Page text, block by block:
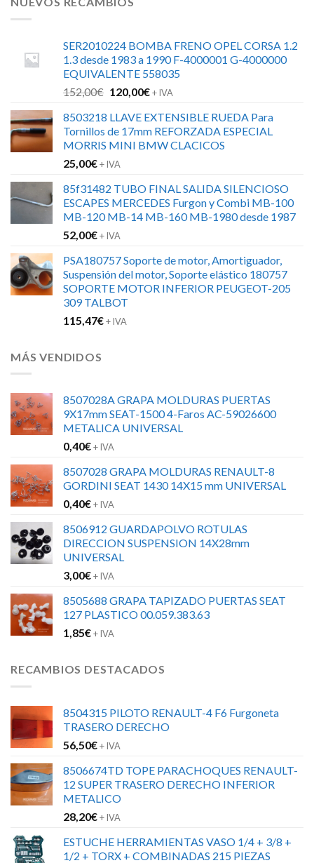
SER2010224 BOMBA FRENO OPEL CORSA 1.2
1.3 desde 1983 a 1990 F-4000001 G-4000000
EQUIVALENTE 558035
152,00€ El
original
era:
152,00€.
120,00€El
actual
es:
120,00€.
+ IVA
8503218 LLAVE EXTENSIBLE RUEDA Para
Tornillos de 17mm REFORZADA ESPECIAL
MORRIS MINI BMW CLACICOS
25,00€+ IVA
85f31482 TUBO FINAL SALIDA SILENCIOSO
ESCAPES MERCEDES Furgon y Combi MB-100
MB-120 MB-14 MB-160 MB-1980 desde 1987
52,00€+ IVA
PSA180757 Soporte de motor, Amortiguador,
Suspensión del motor, Soporte elástico 180757
SOPORTE MOTOR INFERIOR PEUGEOT-205
309 TALBOT
115,47€+ IVA
MÁS VENDIDOS
8507028A GRAPA MOLDURAS PUERTAS
9X17mm SEAT-1500 4-Faros AC-59026600
METALICA UNIVERSAL
0,40€+ IVA
8507028 GRAPA MOLDURAS RENAULT-8
GORDINI SEAT 1430 14X15 mm UNIVERSAL
0,40€+ IVA
8506912 GUARDAPOLVO ROTULAS
DIRECCION SUSPENSION 14X28mm
UNIVERSAL
3,00€+ IVA
8505688 GRAPA TAPIZADO PUERTAS SEAT
127 PLASTICO 00.059.383.63
1,85€+ IVA
RECAMBIOS DESTACADOS
8504315 PILOTO RENAULT-4 F6 Furgoneta
TRASERO DERECHO
56,50€+ IVA
8506674TD TOPE PARACHOQUES RENAULT-
12 SUPER TRASERO DERECHO INFERIOR
METALICO
28,20€+ IVA
ESTUCHE HERRAMIENTAS VASO 1/4 + 3/8 +
1/2 + TORX + COMBINADAS 215 PIEZAS